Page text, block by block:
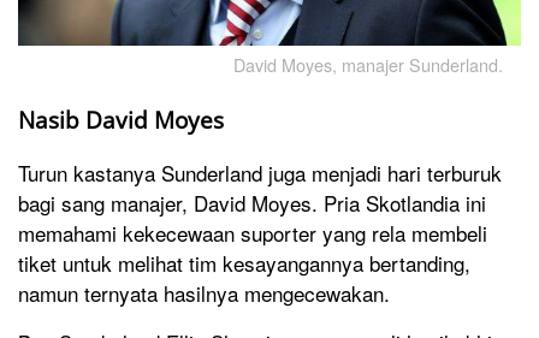
David Moyes, manajer Sunderland.
Nasib David Moyes
Turun kastanya Sunderland juga menjadi hari terburuk
bagi sang manajer, David Moyes. Pria Skotlandia ini
memahami kekecewaan suporter yang rela membeli
tiket untuk melihat tim kesayangannya bertanding,
namun ternyata hasilnya mengecewakan.